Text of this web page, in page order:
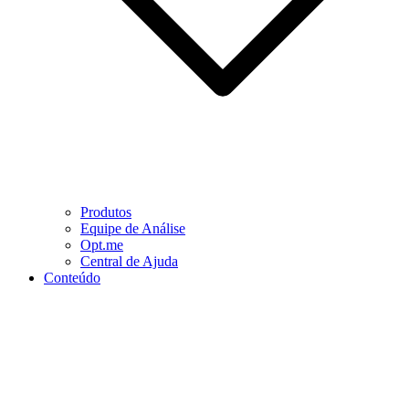
Produtos
Equipe de Análise
Opt.me
Central de Ajuda
Conteúdo